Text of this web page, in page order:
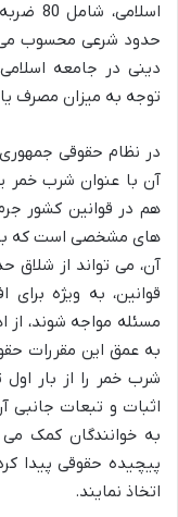
حدود شرعی محسوب می
دینی در جامعه
توجه به میزان مصرف
در نظام حقوقی جمهوری
آن با عنوان شرب خمر
هم در قوانین کشور
های مشخصی است که
آن، می تواند از شلاق
قوانین، به ویژه
مسئله مواجه شوند، از
به عمق این مقررات
شرب خمر را از بار
اثبات و تبعات جانبی
به خوانندگان کمک
پیچیده حقوقی پیدا
اتخاذ نمایند.